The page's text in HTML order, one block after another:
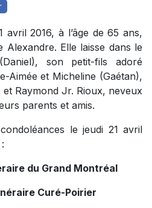
avril 2016, à l’âge de 65 ans,
Alexandre. Elle laisse dans le
son petit-fils adoré
Aimée et Micheline (Gaétan),
Raymond Jr. Rioux, neveux
parents et amis.
le jeudi 21 avril
du Grand Montréal
Curé-Poirier